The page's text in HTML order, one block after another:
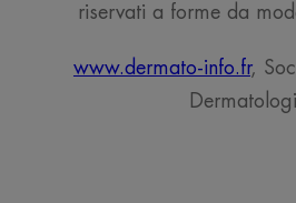
riservati a forme da
www.dermato-info.fr,